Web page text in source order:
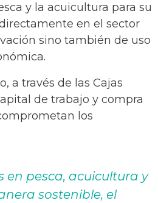
y la acuicultura para su
en el sector
sino también de uso
a través de las Cajas
de trabajo y compra
los
en pesca, acuicultura y
sostenible, el